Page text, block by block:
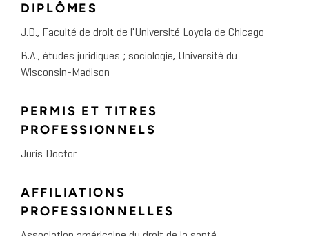
DIPLÔMES
J.D., Faculté de droit de l'Université Loyola de Chicago
B.A., études juridiques ; sociologie, Université du
Wisconsin-Madison
PERMIS ET TITRES
PROFESSIONNELS
Juris Doctor
AFFILIATIONS
PROFESSIONNELLES